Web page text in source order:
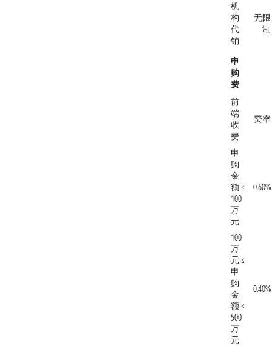
机
构
代
销
无限
制
申
购
费
前
端
收
费
费率
申
购
金
额 <
100
万
元
0.60%
100
万
元 ≤
申
购
金
额 <
500
万
元
0.40%